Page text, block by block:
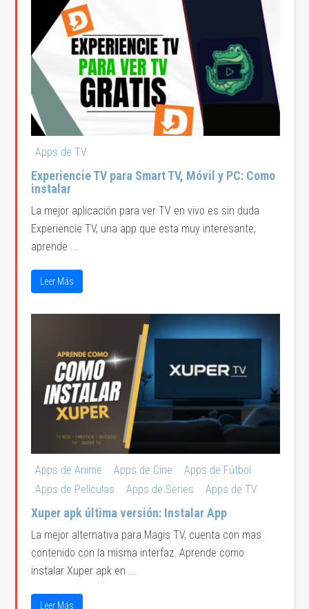
Apps de TV
Experiencie TV para Smart TV, Móvil y PC: Como
instalar
La mejor aplicación para ver TV en vivo es sin duda
Experiencie TV, una app que esta muy interesante,
aprende ...
Leer Más
Apps de Anime Apps de Cine
Apps de Fútbol
Apps de Películas
Apps de Series Apps de TV
Xuper apk última versión: Instalar App
La mejor alternativa para Magis TV, cuenta con mas
contenido con la misma interfaz. Aprende como
instalar Xuper apk en ...
Leer Más